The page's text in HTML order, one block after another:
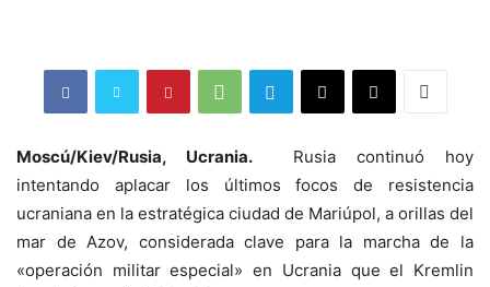
Moscú/Kiev/Rusia, Ucrania.Rusia continuó hoy
intentando aplacar los últimos focos de resistencia
ucraniana en la estratégica ciudad de Mariúpol, a orillas del
mar de Azov, considerada clave para la marcha de la
«operación militar especial» en Ucrania que el Kremlin